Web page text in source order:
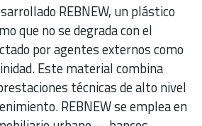
REBNEW, un plástico
que no se degrada con el
por agentes externos como
Este material combina
técnicas de alto nivel
REBNEW se emplea en